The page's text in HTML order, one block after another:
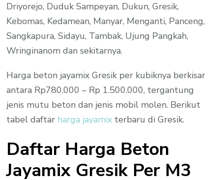
Driyorejo, Duduk Sampeyan, Dukun, Gresik,
Kebomas, Kedamean, Manyar, Menganti, Panceng,
Sangkapura, Sidayu, Tambak, Ujung Pangkah,
Wringinanom dan sekitarnya.
Harga beton jayamix Gresik per kubiknya berkisar
antara Rp780.000 – Rp 1.500.000, tergantung
jenis mutu beton dan jenis mobil molen. Berikut
tabel daftar harga jayamix terbaru di Gresik.
Daftar Harga Beton
Jayamix Gresik Per M3